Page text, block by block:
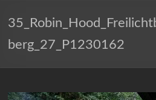
berg_27_P1230162